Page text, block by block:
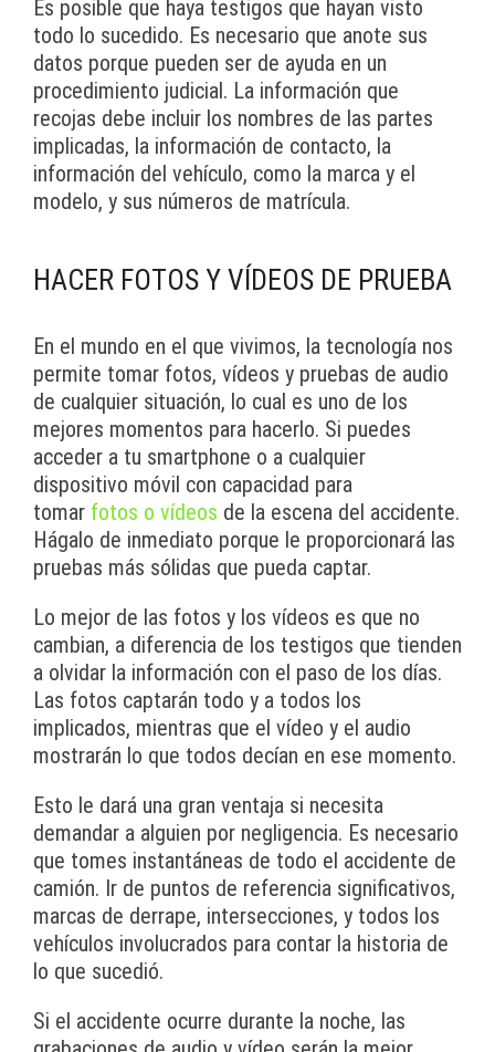
Es posible que haya testigos que hayan visto
todo lo sucedido. Es necesario que anote sus
datos porque pueden ser de ayuda en un
procedimiento judicial. La información que
recojas debe incluir los nombres de las partes
implicadas, la información de contacto, la
información del vehículo, como la marca y el
modelo, y sus números de matrícula.
HACER FOTOS Y VÍDEOS DE PRUEBA
En el mundo en el que vivimos, la tecnología nos
permite tomar fotos, vídeos y pruebas de audio
de cualquier situación, lo cual es uno de los
mejores momentos para hacerlo. Si puedes
acceder a tu smartphone o a cualquier
dispositivo móvil con capacidad para
tomar fotos o vídeos de la escena del accidente.
Hágalo de inmediato porque le proporcionará las
pruebas más sólidas que pueda captar.
Lo mejor de las fotos y los vídeos es que no
cambian, a diferencia de los testigos que tienden
a olvidar la información con el paso de los días.
Las fotos captarán todo y a todos los
implicados, mientras que el vídeo y el audio
mostrarán lo que todos decían en ese momento.
Esto le dará una gran ventaja si necesita
demandar a alguien por negligencia. Es necesario
que tomes instantáneas de todo el accidente de
camión. Ir de puntos de referencia significativos,
marcas de derrape, intersecciones, y todos los
vehículos involucrados para contar la historia de
lo que sucedió.
Si el accidente ocurre durante la noche, las